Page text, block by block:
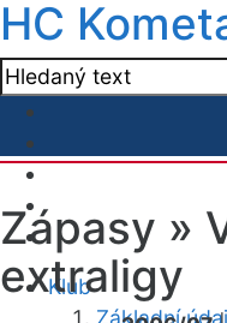
HC
Klub
Základní
Zápasy »
extraligy